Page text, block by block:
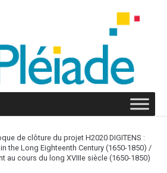
de clôture du projet H2020 DIGITENS :
the Long Eighteenth Century (1650-1850) /
au cours du long XVIIIe siècle (1650-1850)